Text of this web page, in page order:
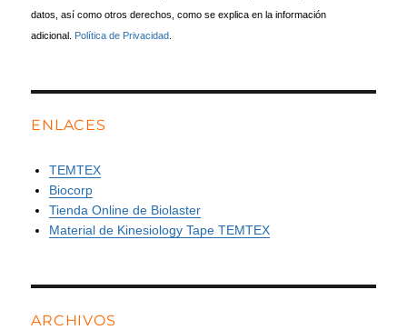
datos, así como otros derechos, como se explica en la información
adicional. Política de Privacidad
ENLACES
TEMTEX
Biocorp
Tienda Online de Biolaster
Material de Kinesiology Tape TEMTEX
ARCHIVOS